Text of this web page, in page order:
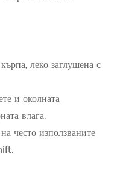
леко заглушена с
и околната
влага.
често използваните